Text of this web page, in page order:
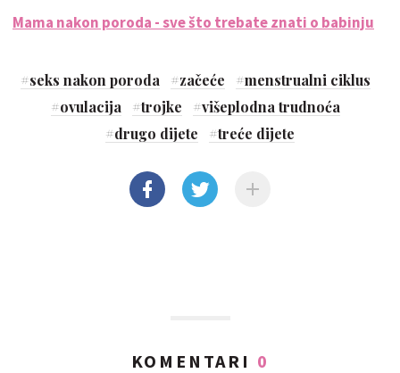
Mama nakon poroda - sve što trebate znati o babinju
#seks nakon poroda #začeće #menstrualni ciklus
#ovulacija #trojke #višeplodna trudnoća
#drugo dijete #treće dijete
KOMENTARI 0